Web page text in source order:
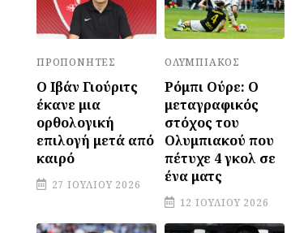
ΠΡΟΠΟΝΗΤΈΣ
Ο Ιβάν Γιούριτς
έκανε μια
ορθολογική
επιλογή μετά από
καιρό
27 ΙΟΥΛΊΟΥ 2026
ΟΛΥΜΠΙΑΚΌΣ
Ρόμπι Ούρε: Ο
μεταγραφικός
στόχος του
Ολυμπιακού που
πέτυχε 4 γκολ σε
ένα ματς
12 ΙΟΥΛΊΟΥ 2026